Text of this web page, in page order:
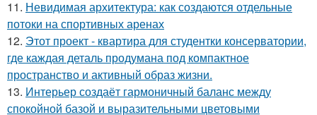
11. Невидимая архитектура: как создаются отдельные
потоки на спортивных аренах
12. Этот проект - квартира для студентки консерватории,
где каждая деталь продумана под компактное
пространство и активный образ жизни.
13. Интерьер создаёт гармоничный баланс между
спокойной базой и выразительными цветовыми